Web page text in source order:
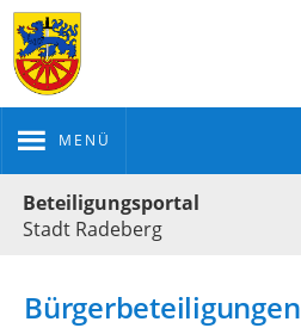
MENÜ
Beteiligungsportal
Stadt Radeberg
Bürgerbeteiligungen